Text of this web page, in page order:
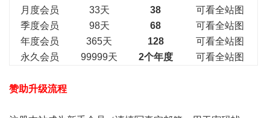
月度会员
33天 38
可看全站图
季度会员
98天 68
可看全站图
年度会员
365天 128
可看全站图
永久会员
99999天 2个年度 可看全站图
赞助升级流程